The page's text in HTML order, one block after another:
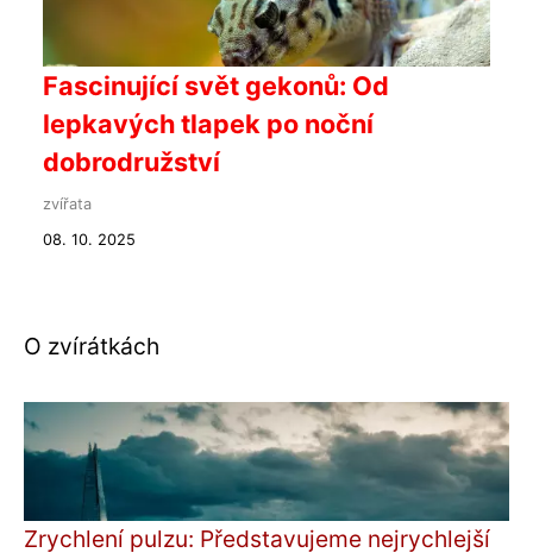
Fascinující svět gekonů: Od
lepkavých tlapek po noční
dobrodružství
zvířata
08. 10. 2025
O zvírátkách
Zrychlení pulzu: Představujeme nejrychlejší